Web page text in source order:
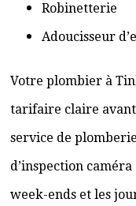
Robinetterie
Adoucisseur
Votre plombier à
tarifaire claire
service de
d’inspection
week-ends et les